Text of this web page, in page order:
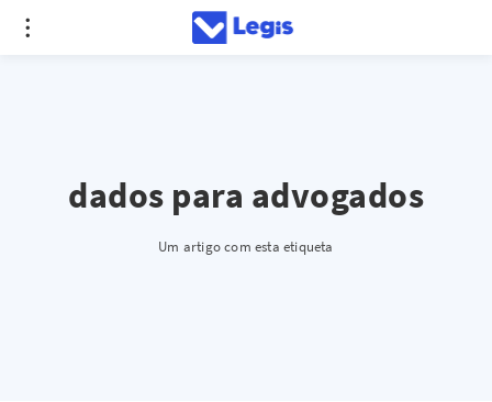
dados para advogados
Um artigo com esta etiqueta